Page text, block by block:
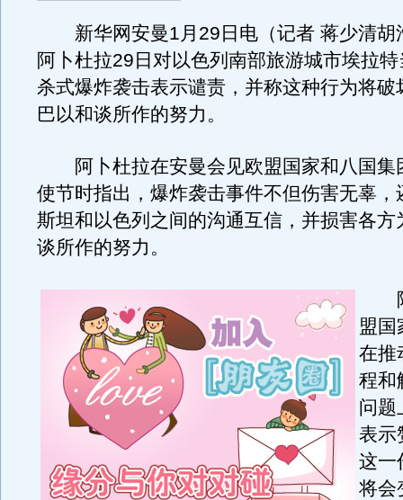
新华网安曼1月29日电（记者 蒋少清胡
阿卜杜拉29日对以色列南部旅游城市埃拉
杀式爆炸袭击表示谴责，并称这种行为将破
巴以和谈所作的努力。
阿卜杜拉在安曼会见欧盟国家和八国集
使节时指出，爆炸袭击事件不但伤害无辜，
斯坦和以色列之间的沟通互信，并损害各方
谈所作的努力。
阿
盟国
在推
程和
问题
表示
这一
将会